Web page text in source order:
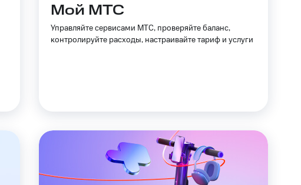
Мой МТС
Управляйте сервисами МТС, проверяйте баланс,
контролируйте расходы, настраивайте тариф и услуги